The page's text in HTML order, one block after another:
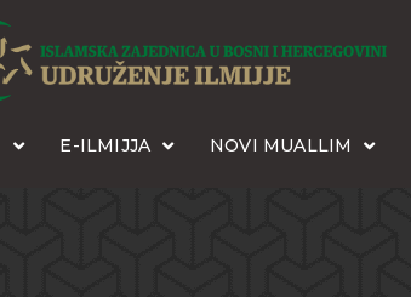
E-ILMIJJA NOVI MUALLIM